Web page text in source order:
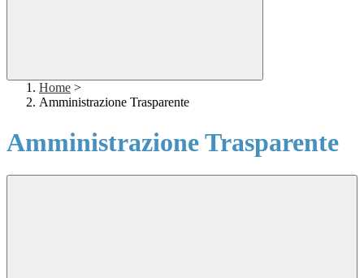
Home >
Amministrazione Trasparente
Amministrazione Trasparente